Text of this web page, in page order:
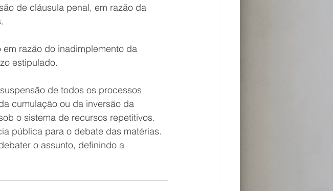
de cláusula penal, em razão da
razão do inadimplemento da
estipulado.
de todos os processos
cumulação ou da inversão da
o sistema de recursos repetitivos.
pública para o debate das matérias.
o assunto, definindo a